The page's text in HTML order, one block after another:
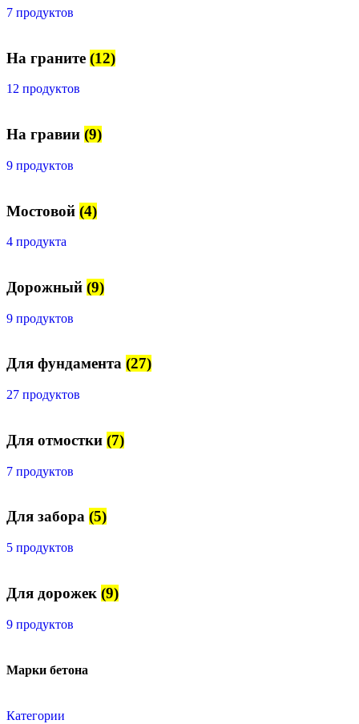
7 продуктов
На граните (12)
12 продуктов
На гравии (9)
9 продуктов
Мостовой (4)
4 продукта
Дорожный (9)
9 продуктов
Для фундамента (27)
27 продуктов
Для отмостки (7)
7 продуктов
Для забора (5)
5 продуктов
Для дорожек (9)
9 продуктов
Марки бетона
Категории